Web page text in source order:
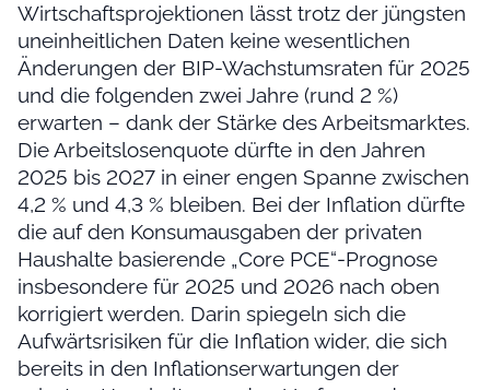
Wirtschaftsprojektionen lässt trotz der jüngsten
uneinheitlichen Daten keine wesentlichen
Änderungen der BIP-Wachstumsraten für 2025
und die folgenden zwei Jahre (rund 2 %)
erwarten – dank der Stärke des Arbeitsmarktes.
Die Arbeitslosenquote dürfte in den Jahren
2025 bis 2027 in einer engen Spanne zwischen
4,2 % und 4,3 % bleiben. Bei der Inflation dürfte
die auf den Konsumausgaben der privaten
Haushalte basierende „Core PCE“-Prognose
insbesondere für 2025 und 2026 nach oben
korrigiert werden. Darin spiegeln sich die
Aufwärtsrisiken für die Inflation wider, die sich
bereits in den Inflationserwartungen der